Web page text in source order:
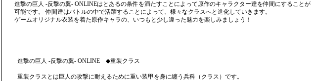
進撃の巨人 -反撃の翼- ONLINEはとあるの条件を満たすことによって原作のキャラクター達を仲間にすることが
可能です。 仲間達はバトルの中で活躍することによって、様々なクラスへと進化していきます。
ゲームオリジナル衣装を着た原作キャラの、いつもと少し違った魅力を楽しみましょう！
進撃の巨人 -反撃の翼- ONLINE ◆重装クラス
重装クラスとは巨人の攻撃に耐えるために重い装甲を身に纏う兵科（クラス）です。